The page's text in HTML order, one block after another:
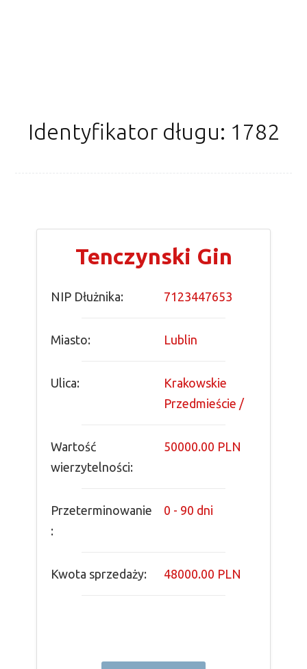
Identyfikator długu: 1782
Tenczynski Gin
NIP Dłużnika: 7123447653
Miasto: Lublin
Ulica:
Krakowskie
Przedmieście /
Wartość
wierzytelności:
50000.00 PLN
Przeterminowanie
:
0 - 90 dni
Kwota sprzedaży: 48000.00 PLN